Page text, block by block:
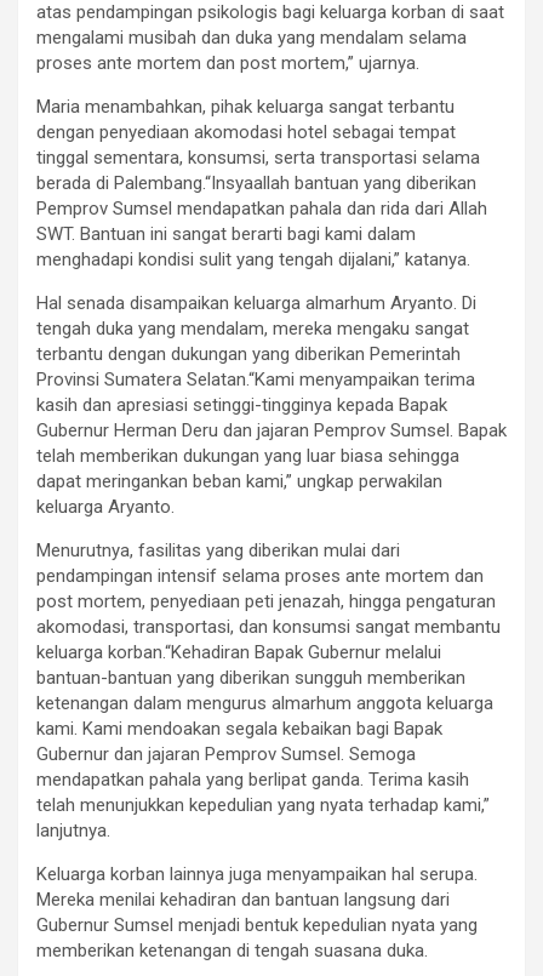
atas pendampingan psikologis bagi keluarga korban di saat
mengalami musibah dan duka yang mendalam selama
proses ante mortem dan post mortem,” ujarnya.
Maria menambahkan, pihak keluarga sangat terbantu
dengan penyediaan akomodasi hotel sebagai tempat
tinggal sementara, konsumsi, serta transportasi selama
berada di Palembang.“Insyaallah bantuan yang diberikan
Pemprov Sumsel mendapatkan pahala dan rida dari Allah
SWT. Bantuan ini sangat berarti bagi kami dalam
menghadapi kondisi sulit yang tengah dijalani,” katanya.
Hal senada disampaikan keluarga almarhum Aryanto. Di
tengah duka yang mendalam, mereka mengaku sangat
terbantu dengan dukungan yang diberikan Pemerintah
Provinsi Sumatera Selatan.“Kami menyampaikan terima
kasih dan apresiasi setinggi-tingginya kepada Bapak
Gubernur Herman Deru dan jajaran Pemprov Sumsel. Bapak
telah memberikan dukungan yang luar biasa sehingga
dapat meringankan beban kami,” ungkap perwakilan
keluarga Aryanto.
Menurutnya, fasilitas yang diberikan mulai dari
pendampingan intensif selama proses ante mortem dan
post mortem, penyediaan peti jenazah, hingga pengaturan
akomodasi, transportasi, dan konsumsi sangat membantu
keluarga korban.“Kehadiran Bapak Gubernur melalui
bantuan-bantuan yang diberikan sungguh memberikan
ketenangan dalam mengurus almarhum anggota keluarga
kami. Kami mendoakan segala kebaikan bagi Bapak
Gubernur dan jajaran Pemprov Sumsel. Semoga
mendapatkan pahala yang berlipat ganda. Terima kasih
telah menunjukkan kepedulian yang nyata terhadap kami,”
lanjutnya.
Keluarga korban lainnya juga menyampaikan hal serupa.
Mereka menilai kehadiran dan bantuan langsung dari
Gubernur Sumsel menjadi bentuk kepedulian nyata yang
memberikan ketenangan di tengah suasana duka.